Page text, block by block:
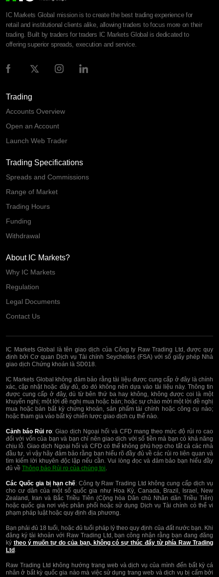
IC Markets Global mission is to create the best trading experience for
retail and institutional clients alike, allowing traders to focus more on their
trading. Built by traders for traders IC Markets Global is dedicated to
offering superior spreads, execution and service.
Trading
Accounts Overview
Open an Account
Launch Web Trader
Trading Specifications
Spreads and Commissions
Range of Market
Trading Hours
Funding
Withdrawal
About IC Markets?
Why IC Markets
Regulation
Legal Documents
Contact Us
IC Markets Global là tên giao dịch của Công ty Raw Trading Ltd, được quy
định bởi Cơ quan Dịch vụ Tài chính Seychelles (FSA) với số giấy phép Nhà
giao dịch Chứng khoán là SD018.
IC Markets Global không đảm bảo rằng tài liệu được cung cấp ở đây là chính
xác, cập nhật hoặc đầy đủ, do đó không nên dựa vào tài liệu này. Thông tin
được cung cấp ở đây, dù từ bên thứ ba hay không, không được coi là một
khuyến nghị; một lời đề nghị mua hoặc bán; hoặc sự chào mời một lời đề nghị
mua hoặc bán bất kỳ chứng khoán, sản phẩm tài chính hoặc công cụ nào;
hoặc tham gia vào bất kỳ chiến lược giao dịch cụ thể nào.
Cảnh báo Rủi ro: Giao dịch Ngoại hối và CFD mang theo mức độ rủi ro cao
đối với vốn của bạn và bạn chỉ nên giao dịch với số tiền mà bạn có khả năng
chịu lỗ. Giao dịch Ngoại hối và CFD có thể không phù hợp cho tất cả các nhà
đầu tư, vì vậy hãy đảm bảo rằng bạn hiểu rõ đầy đủ về các rủi ro liên quan và
tìm kiếm lời khuyên độc lập nếu cần. Vui lòng đọc và đảm bảo bạn hiểu đầy
đủ về Thông báo Rủi ro của chúng toi.
Các Quốc gia bị hạn chế: Công ty Raw Trading Ltd không cung cấp dịch vụ
cho cư dân của một số quốc gia như Hoa Kỳ, Canada, Brazil, Israel, New
Zealand, Iran và Bắc Triều Tiên (Cộng hòa Dân chủ Nhân dân Triều Tiên)
hoặc quốc gia nơi việc phân phối hoặc sử dụng Dịch vụ Tài chính có thể vi
phạm pháp luật hoặc quy định địa phương.
Bạn phải đủ 18 tuổi, hoặc đủ tuổi pháp lý theo quy định của đất nước bạn. Khi
đăng ký tài khoản với Raw Trading Ltd, bạn công nhận rằng bạn đang đăng
ký theo ý muốn tự do của bạn, không có sự thúc đẩy từ phía Raw Trading
Ltd .
Raw Trading Ltd không hướng trang web và dịch vụ của mình đến bất kỳ cá
nhân ở bất kỳ quốc gia nào mà việc sử dụng trang web và dịch vụ bị cấm bởi